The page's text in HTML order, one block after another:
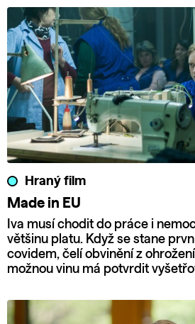
Hraný film
Made in EU
Iva musí chodit do práce i
většinu platu. Když se stane
covidem, čelí obvinění z
možnou vinu má potvrdit